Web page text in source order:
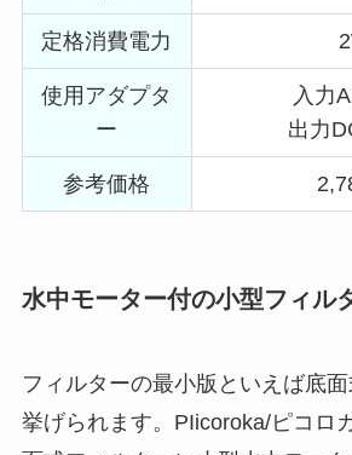
定格消費電力
使用アダプタ
ー
入力
出力
参考価格
水中モーター付の小型フィル
フィルターの最小版といえば底
挙げられます。PIicoroka/ピコロ